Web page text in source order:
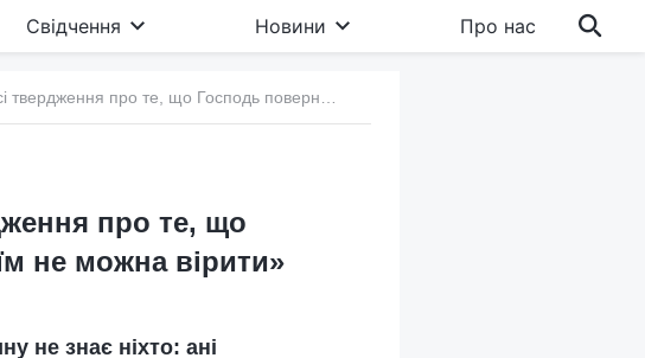
Свідчення Новини Про нас
про те, що
не можна вірити»
не знає ніхто: ані